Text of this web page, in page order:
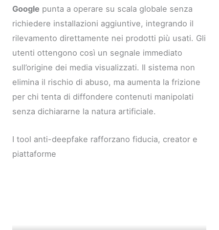
Google punta a operare su scala globale senza
richiedere installazioni aggiuntive, integrando il
rilevamento direttamente nei prodotti più usati. Gli
utenti ottengono così un segnale immediato
sull’origine dei media visualizzati. Il sistema non
elimina il rischio di abuso, ma aumenta la frizione
per chi tenta di diffondere contenuti manipolati
senza dichiararne la natura artificiale.
I tool anti-deepfake rafforzano fiducia, creator e
piattaforme